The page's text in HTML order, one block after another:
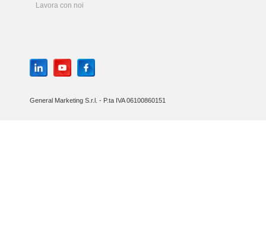
Lavora con noi
General Marketing S.r.l. - P.ta IVA 06100860151